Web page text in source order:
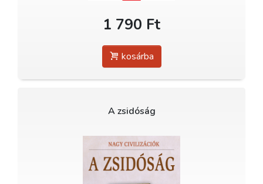
1 790 Ft
kosárba
A zsidóság